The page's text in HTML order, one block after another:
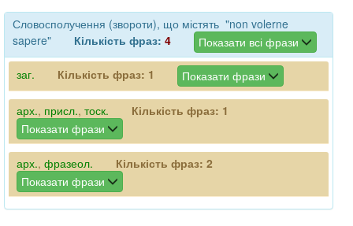
Словосполучення (звороти), що містять "non volerne
sapere"
Кількість фраз: 4 Показати всі фрази
заг. Кількість фраз: 1 Показати фрази
арх., присл., тоск. Кількість фраз: 1
Показати фрази
арх., фразеол. Кількість фраз: 2
Показати фрази